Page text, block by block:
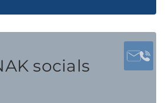
socials